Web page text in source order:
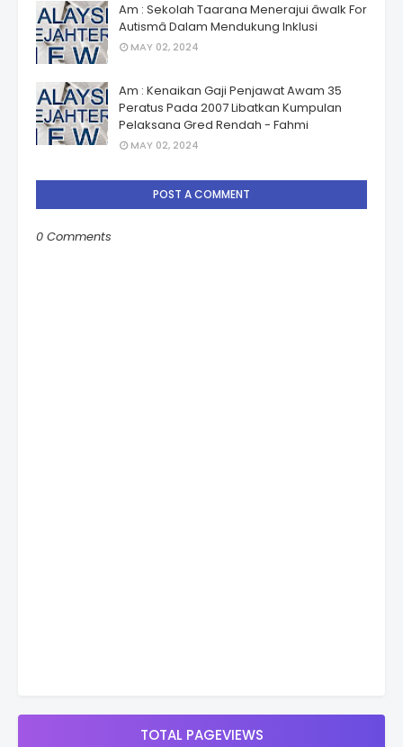
Am : Sekolah Taarana Menerajui âwalk For
Autismâ Dalam Mendukung Inklusi
MAY 02, 2024
Am : Kenaikan Gaji Penjawat Awam 35
Peratus Pada 2007 Libatkan Kumpulan
Pelaksana Gred Rendah - Fahmi
MAY 02, 2024
POST A COMMENT
0 Comments
TOTAL PAGEVIEWS